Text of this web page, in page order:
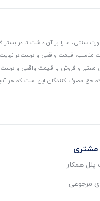
سنتی، ما را بر آن داشت تا در
مناسب، قیمت واقعی و درست.در
معتبر و فروش با قیمت واقعی و
حق مصرف کنندگان این است که هر
مشتری
همکار
مرجوعی